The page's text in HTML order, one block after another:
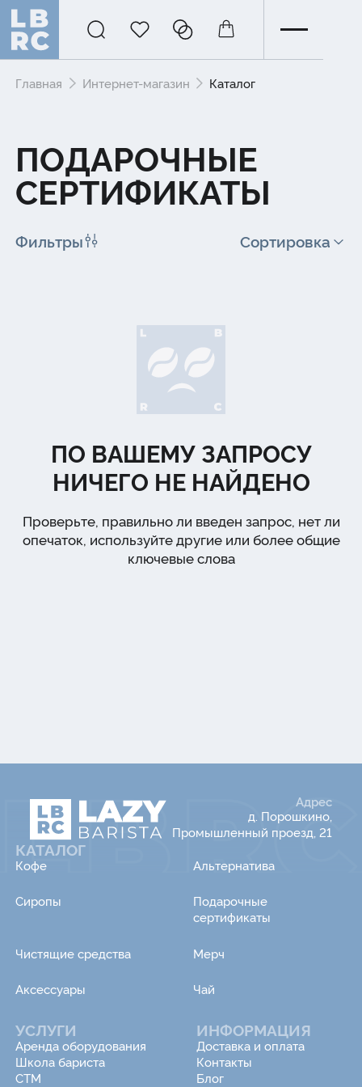
Главная Интернет-магазин Каталог
ПОДАРОЧНЫЕ
СЕРТИФИКАТЫ
Фильтры Сортировка
ПО ВАШЕМУ ЗАПРОСУ
НИЧЕГО НЕ НАЙДЕНО
Проверьте, правильно ли введен запрос, нет ли
опечаток, используйте другие или более общие
ключевые слова
Адрес
д. Порошкино,
Промышленный проезд, 21
КАТАЛОГ
Кофе Альтернатива
Сиропы
Подарочные
сертификаты
Чистящие средства Мерч
Аксессуары Чай
УСЛУГИ
Аренда оборудования
Школа бариста
СТМ
ИНФОРМАЦИЯ
Доставка и оплата
Контакты
Блог